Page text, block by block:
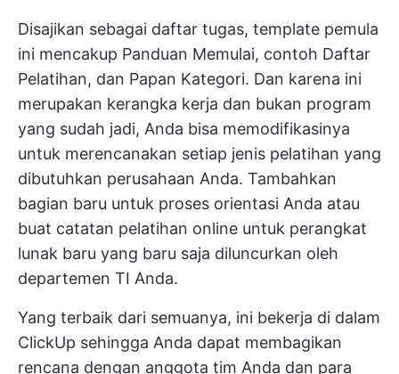
Disajikan sebagai daftar tugas, template pemula
ini mencakup Panduan Memulai, contoh Daftar
Pelatihan, dan Papan Kategori. Dan karena ini
merupakan kerangka kerja dan bukan program
yang sudah jadi, Anda bisa memodifikasinya
untuk merencanakan setiap jenis pelatihan yang
dibutuhkan perusahaan Anda. Tambahkan
bagian baru untuk proses orientasi Anda atau
buat catatan pelatihan online untuk perangkat
lunak baru yang baru saja diluncurkan oleh
departemen TI Anda.
Yang terbaik dari semuanya, ini bekerja di dalam
ClickUp sehingga Anda dapat membagikan
rencana dengan anggota tim Anda dan para